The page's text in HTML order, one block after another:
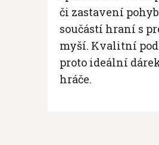
či zastavení
součástí hraní s
myší. Kvalitní
proto ideální
hráče.